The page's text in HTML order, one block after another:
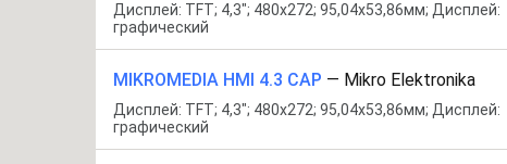
Дисплей: TFT; 4,3"; 480x272; 95,04x53,86мм; Дисплей:
графический
MIKROMEDIA HMI 4.3 CAP — Mikro Elektronika
Дисплей: TFT; 4,3"; 480x272; 95,04x53,86мм; Дисплей:
графический